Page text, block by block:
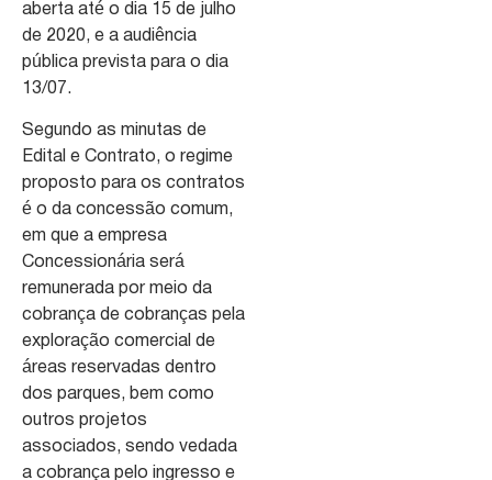
aberta até o dia 15 de julho
de 2020, e a audiência
pública prevista para o dia
13/07.
Segundo as minutas de
Edital e Contrato, o regime
proposto para os contratos
é o da concessão comum,
em que a empresa
Concessionária será
remunerada por meio da
cobrança de cobranças pela
exploração comercial de
áreas reservadas dentro
dos parques, bem como
outros projetos
associados, sendo vedada
a cobrança pelo ingresso e